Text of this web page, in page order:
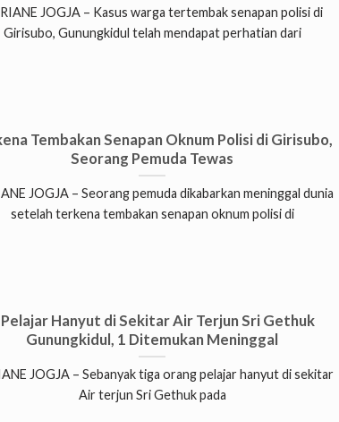
JOGJA – Kasus warga tertembak senapan polisi di
Girisubo, Gunungkidul telah mendapat perhatian dari
Tembakan Senapan Oknum Polisi di Girisubo,
Seorang Pemuda Tewas
JOGJA – Seorang pemuda dikabarkan meninggal dunia
setelah terkena tembakan senapan oknum polisi di
Hanyut di Sekitar Air Terjun Sri Gethuk
Gunungkidul, 1 Ditemukan Meninggal
JOGJA – Sebanyak tiga orang pelajar hanyut di sekitar
Air terjun Sri Gethuk pada